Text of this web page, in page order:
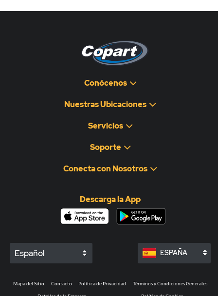
Conócenos
Nuestras Ubicaciones
Servicios
Soporte
Conecta con Nosotros
Descarga la App
Español ESPAÑA
Mapa del Sitio Contacto Política de Privacidad Términos y Condiciones Generales